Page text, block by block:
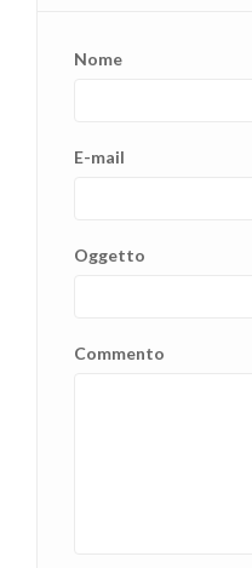
Nome
E-mail
Oggetto
Commento